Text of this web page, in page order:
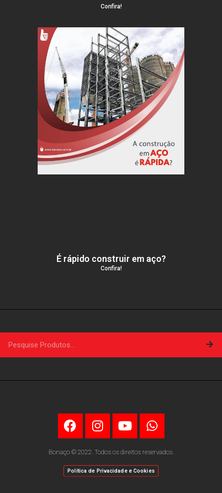
Confira!
É rápido construir em aço?
Confira!
Bonaço © 2022. Todos os direitos reservados.
Política de Privacidade e Cookies